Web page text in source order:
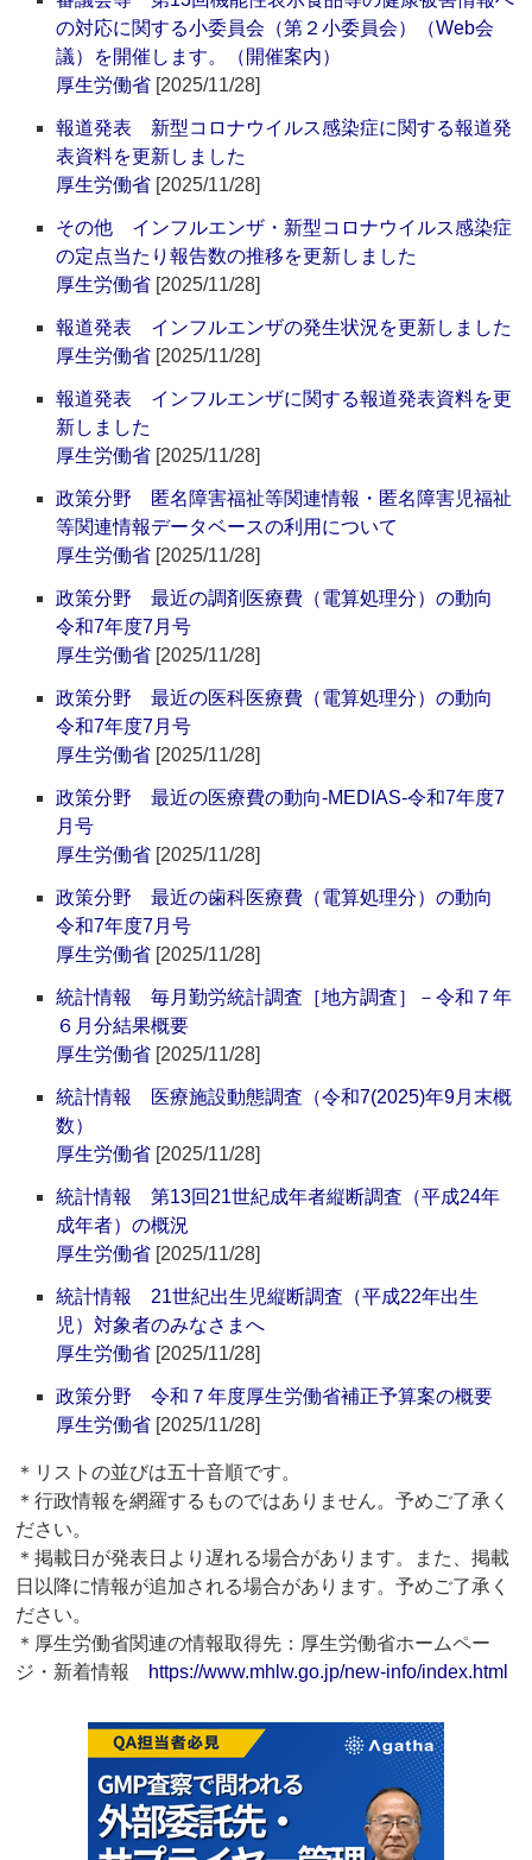
の対応に関する小委員会（第２小委員会）（Web会
議）を開催します。（開催案内）
厚生労働省 [2025/11/28]
報道発表 新型コロナウイルス感染症に関する報道発
表資料を更新しました
厚生労働省 [2025/11/28]
その他 インフルエンザ・新型コロナウイルス感染症
の定点当たり報告数の推移を更新しました
厚生労働省 [2025/11/28]
報道発表 インフルエンザの発生状況を更新しました
厚生労働省 [2025/11/28]
報道発表 インフルエンザに関する報道発表資料を更
新しました
厚生労働省 [2025/11/28]
政策分野 匿名障害福祉等関連情報・匿名障害児福祉
等関連情報データベースの利用について
厚生労働省 [2025/11/28]
政策分野 最近の調剤医療費（電算処理分）の動向
令和7年度7月号
厚生労働省 [2025/11/28]
政策分野 最近の医科医療費（電算処理分）の動向
令和7年度7月号
厚生労働省 [2025/11/28]
政策分野 最近の医療費の動向-MEDIAS-令和7年度7
月号
厚生労働省 [2025/11/28]
政策分野 最近の歯科医療費（電算処理分）の動向
令和7年度7月号
厚生労働省 [2025/11/28]
統計情報 毎月勤労統計調査［地方調査］－令和７年
６月分結果概要
厚生労働省 [2025/11/28]
統計情報 医療施設動態調査（令和7(2025)年9月末概
数）
厚生労働省 [2025/11/28]
統計情報 第13回21世紀成年者縦断調査（平成24年
成年者）の概況
厚生労働省 [2025/11/28]
統計情報 21世紀出生児縦断調査（平成22年出生
児）対象者のみなさまへ
厚生労働省 [2025/11/28]
政策分野 令和７年度厚生労働省補正予算案の概要
厚生労働省 [2025/11/28]
＊リストの並びは五十音順です。
＊行政情報を網羅するものではありません。予めご了承く
ださい。
＊掲載日が発表日より遅れる場合があります。また、掲載
日以降に情報が追加される場合があります。予めご了承く
ださい。
＊厚生労働省関連の情報取得先：厚生労働省ホームペー
ジ・新着情報 https://www.mhlw.go.jp/new-info/index.html